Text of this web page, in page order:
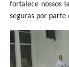
fortalece nossos
seguras por parte